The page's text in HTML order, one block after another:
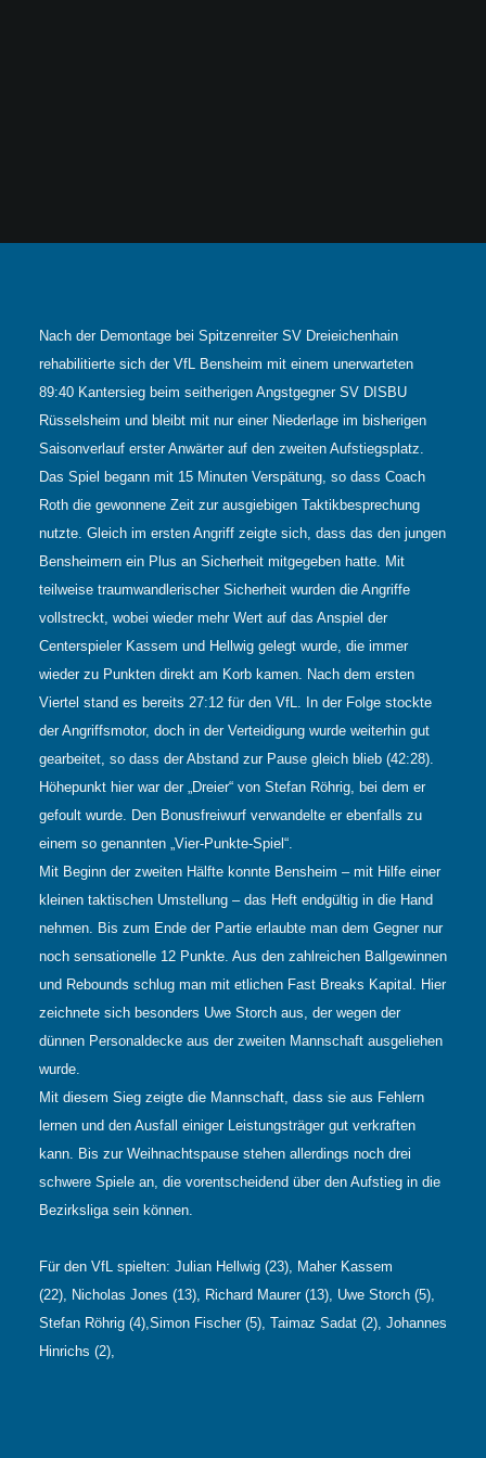
Nach der Demontage bei Spitzenreiter SV Dreieichenhain
rehabilitierte sich der VfL Bensheim mit einem unerwarteten
89:40 Kantersieg beim seitherigen Angstgegner SV DISBU
Rüsselsheim und bleibt mit nur einer Niederlage im bisherigen
Saisonverlauf erster Anwärter auf den zweiten Aufstiegsplatz.
Das Spiel begann mit 15 Minuten Verspätung, so dass Coach
Roth die gewonnene Zeit zur ausgiebigen Taktikbesprechung
nutzte. Gleich im ersten Angriff zeigte sich, dass das den jungen
Bensheimern ein Plus an Sicherheit mitgegeben hatte. Mit
teilweise traumwandlerischer Sicherheit wurden die Angriffe
vollstreckt, wobei wieder mehr Wert auf das Anspiel der
Centerspieler Kassem und Hellwig gelegt wurde, die immer
wieder zu Punkten direkt am Korb kamen. Nach dem ersten
Viertel stand es bereits 27:12 für den VfL. In der Folge stockte
der Angriffsmotor, doch in der Verteidigung wurde weiterhin gut
gearbeitet, so dass der Abstand zur Pause gleich blieb (42:28).
Höhepunkt hier war der „Dreier“ von Stefan Röhrig, bei dem er
gefoult wurde. Den Bonusfreiwurf verwandelte er ebenfalls zu
einem so genannten „Vier-Punkte-Spiel“.
Mit Beginn der zweiten Hälfte konnte Bensheim – mit Hilfe einer
kleinen taktischen Umstellung – das Heft endgültig in die Hand
nehmen. Bis zum Ende der Partie erlaubte man dem Gegner nur
noch sensationelle 12 Punkte. Aus den zahlreichen Ballgewinnen
und Rebounds schlug man mit etlichen Fast Breaks Kapital. Hier
zeichnete sich besonders Uwe Storch aus, der wegen der
dünnen Personaldecke aus der zweiten Mannschaft ausgeliehen
wurde.
Mit diesem Sieg zeigte die Mannschaft, dass sie aus Fehlern
lernen und den Ausfall einiger Leistungsträger gut verkraften
kann. Bis zur Weihnachtspause stehen allerdings noch drei
schwere Spiele an, die vorentscheidend über den Aufstieg in die
Bezirksliga sein können.
Für den VfL spielten: Julian Hellwig (23), Maher Kassem
(22), Nicholas Jones (13), Richard Maurer (13), Uwe Storch (5),
Stefan Röhrig (4),Simon Fischer (5), Taimaz Sadat (2), Johannes
Hinrichs (2),